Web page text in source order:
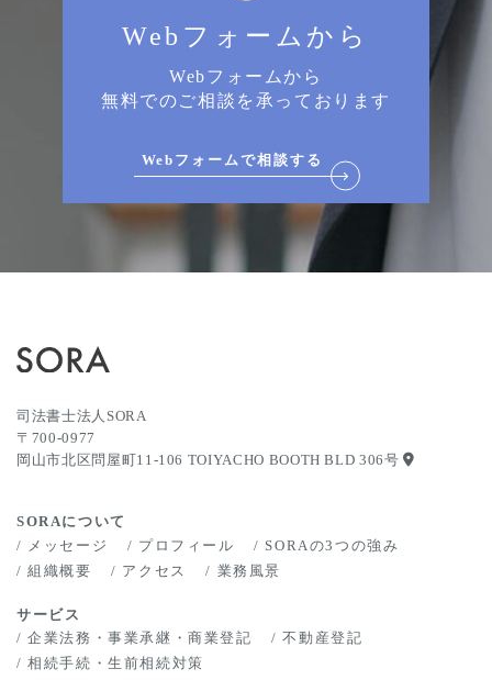
Webフォームから
Webフォームから
無料でのご相談を承っております
Webフォームで相談する
司法書士法人SORA
〒700-0977
岡山市北区問屋町11-106 TOIYACHO BOOTH BLD 306号
SORAについて
メッセージ
プロフィール
SORAの3つの強み
組織概要
アクセス 業務風景
サービス
企業法務・事業承継・商業登記
不動産登記
相続手続・生前相続対策